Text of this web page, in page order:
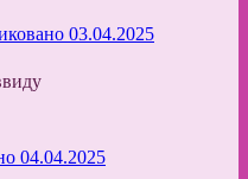
03.04.2025
04.04.2025